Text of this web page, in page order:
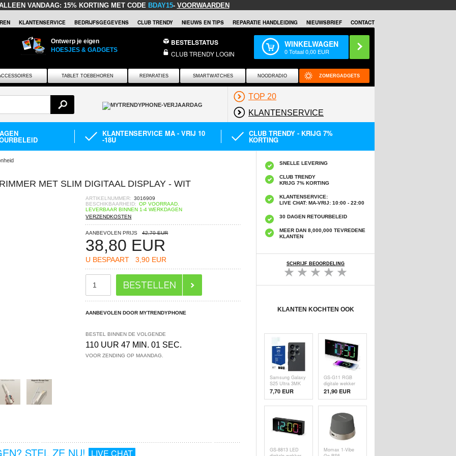
VANDAAG: 15% KORTING MET CODE BDAY15- VOORWAARDEN
KLANTENSERVICE BEDRIJFSGEGEVENS CLUB TRENDY NIEUWS EN TIPS REPARATIE HANDLEIDING NIEUWSBRIEF CONTACT
Ontwerp je eigen
HOESJES & GADGETS
BESTELSTATUS
CLUB TRENDY LOGIN
WINKELWAGEN
0Totaal0,00 EUR
TABLET TOEBEHOREN REPARATIES SMARTWATCHES NOODRADIO ZOMERGADGETS
TOP 20
KLANTENSERVICE
KLANTENSERVICE MA - VRIJ 10
-18U
CLUB TRENDY - KRIJG 7%
KORTING
MET SLIM DIGITAAL DISPLAY - WIT
ARTIKELNUMMER: 3016909
BESCHIKBAARHEID: OP VOORRAAD.
LEVERBAAR BINNEN 1-4 WERKDAGEN
VERZENDKOSTEN
AANBEVOLEN PRIJS 42,70 EUR
38,80 EUR
U BESPAART 3,90 EUR
AANBEVOLEN DOOR MYTRENDYPHONE
BESTEL BINNEN DE VOLGENDE
110 UUR 47 MIN. 00 SEC.
VOOR ZENDING OP MAANDAG.
STEL ZE NU! LIVE CHAT
SNELLE LEVERING
CLUB TRENDY
KRIJG 7% KORTING
KLANTENSERVICE:
LIVE CHAT: MA-VRIJ: 10:00 - 22:00
30 DAGEN RETOURBELEID
MEER DAN 8,000,000 TEVREDENE
KLANTEN
SCHRIJF BEOORDELING
KLANTEN KOCHTEN OOK
Samsung Galaxy
S25 Ultra 3MK
Hybrid
Cameralensbeschermer
- 4 St.
7,70 EUR
GS-G11 RGB
digitale wekker
met LED-display
- wit
21,90 EUR
GS-8813 LED
Momax 1-Vibe